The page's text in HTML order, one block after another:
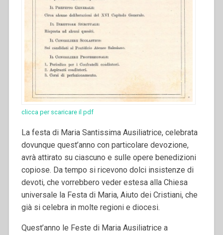
clicca per scaricare il pdf
La festa di Maria Santissima Ausiliatrice, celebrata
dovunque quest’anno con particolare devozione,
avrà attirato su ciascuno e sulle opere benedizioni
copiose. Da tempo si ricevono dolci insistenze di
devoti, che vorrebbero veder estesa alla Chiesa
universale la Festa di Maria, Aiuto dei Cristiani, che
già si celebra in molte regioni e diocesi.
Quest’anno le Feste di Maria Ausiliatrice a